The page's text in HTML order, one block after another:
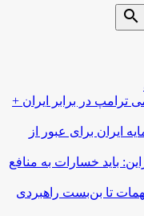
search
ترامپ در برابر ایران +
ایران برای عبور از
باید خسارات به منافع
تا بن‌بست راهبردی